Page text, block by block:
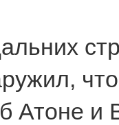
Атоне и